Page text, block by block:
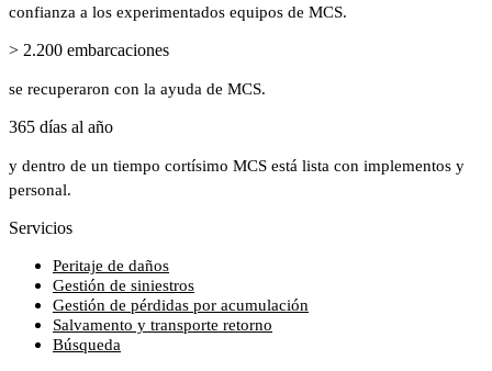
confianza a los experimentados equipos de MCS.
> 2.200 embarcaciones
se recuperaron con la ayuda de MCS.
365 días al año
y dentro de un tiempo cortísimo MCS está lista con implementos y
personal.
Servicios
Peritaje de daños
Gestión de siniestros
Gestión de pérdidas por acumulación
Salvamento y transporte retorno
Búsqueda